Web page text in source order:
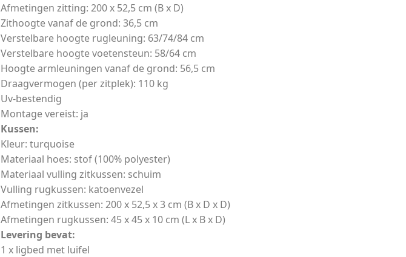
Afmetingen zitting: 200 x 52,5 cm (B x D)
Zithoogte vanaf de grond: 36,5 cm
Verstelbare hoogte rugleuning: 63/74/84 cm
Verstelbare hoogte voetensteun: 58/64 cm
Hoogte armleuningen vanaf de grond: 56,5 cm
Draagvermogen (per zitplek): 110 kg
Uv-bestendig
Montage vereist: ja
Kussen:
Kleur: turquoise
Materiaal hoes: stof (100% polyester)
Materiaal vulling zitkussen: schuim
Vulling rugkussen: katoenvezel
Afmetingen zitkussen: 200 x 52,5 x 3 cm (B x D x D)
Afmetingen rugkussen: 45 x 45 x 10 cm (L x B x D)
Levering bevat:
1 x ligbed met luifel